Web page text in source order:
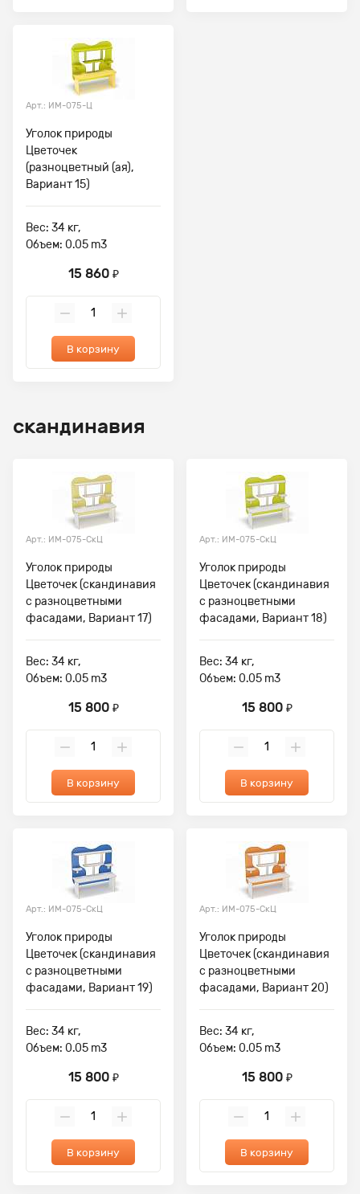
Арт.: ИМ-075-Ц
Уголок природы
Цветочек
(разноцветный (ая),
Вариант 15)
Вес: 34 кг,
Объем: 0.05 m3
15 860 ₽
В корзину
скандинавия
Арт.: ИМ-075-СкЦ
Уголок природы
Цветочек (скандинавия
с разноцветными
фасадами, Вариант 17)
Вес: 34 кг,
Объем: 0.05 m3
15 800 ₽
В корзину
Арт.: ИМ-075-СкЦ
Уголок природы
Цветочек (скандинавия
с разноцветными
фасадами, Вариант 18)
Вес: 34 кг,
Объем: 0.05 m3
15 800 ₽
В корзину
Арт.: ИМ-075-СкЦ
Уголок природы
Цветочек (скандинавия
с разноцветными
фасадами, Вариант 19)
Вес: 34 кг,
Объем: 0.05 m3
15 800 ₽
В корзину
Арт.: ИМ-075-СкЦ
Уголок природы
Цветочек (скандинавия
с разноцветными
фасадами, Вариант 20)
Вес: 34 кг,
Объем: 0.05 m3
15 800 ₽
В корзину